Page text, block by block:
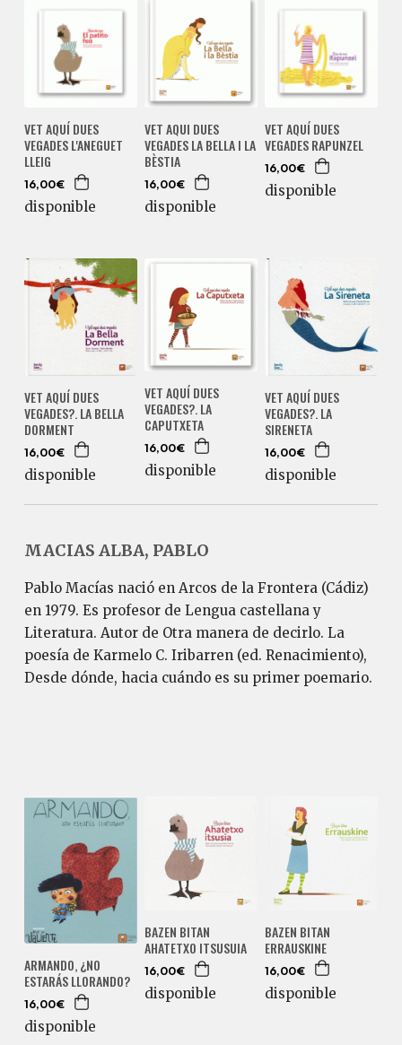
VET AQUÍ DUES
VEGADES L'ANEGUET
LLEIG
16,00€
disponible
VET AQUI DUES
VEGADES LA BELLA I LA
BÈSTIA
16,00€
disponible
VET AQUÍ DUES
VEGADES RAPUNZEL
16,00€
disponible
VET AQUÍ DUES
VEGADES?. LA BELLA
DORMENT
16,00€
disponible
VET AQUÍ DUES
VEGADES?. LA
CAPUTXETA
16,00€
disponible
VET AQUÍ DUES
VEGADES?. LA
SIRENETA
16,00€
disponible
MACIAS ALBA, PABLO
Pablo Macías nació en Arcos de la Frontera (Cádiz)
en 1979. Es profesor de Lengua castellana y
Literatura. Autor de Otra manera de decirlo. La
poesía de Karmelo C. Iribarren (ed. Renacimiento),
Desde dónde, hacia cuándo es su primer poemario.
ARMANDO, ¿NO
ESTARÁS LLORANDO?
16,00€
disponible
BAZEN BITAN
AHATETXO ITSUSUIA
16,00€
disponible
BAZEN BITAN
ERRAUSKINE
16,00€
disponible